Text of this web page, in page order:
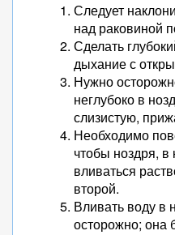
Следует
над раковиной
Сделать
дыхание с
Нужно
неглубоко в
слизистую,
Необходимо
чтобы ноздря, в
вливаться
второй.
Вливать воду в
осторожно; она